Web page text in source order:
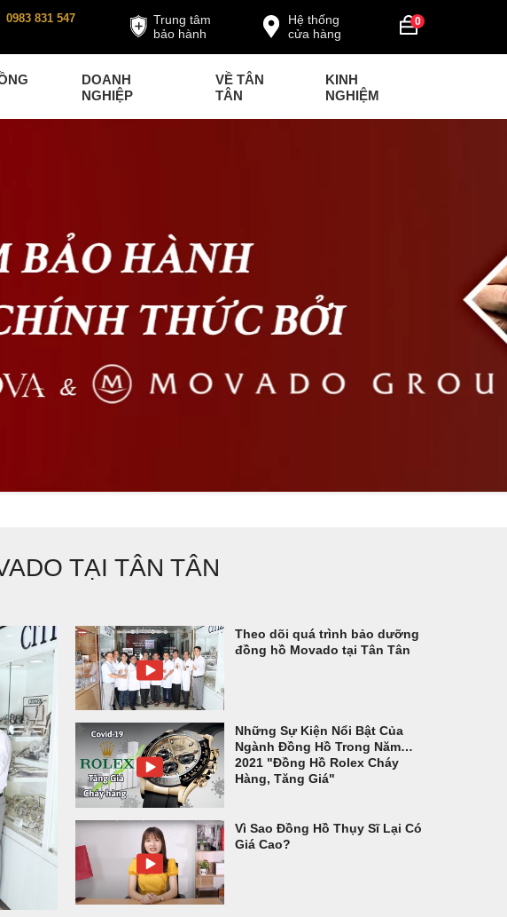
0
Hệ thống
cửa hàng
Trung tâm
bảo hành
0983 831 547
DOANH
NGHIỆP
VỀ TÂN
TÂN
KINH
NGHIỆM
TẠI TÂN TÂN
Theo dõi quá trình bảo dưỡng
đồng hồ Movado tại Tân Tân
Những Sự Kiện Nổi Bật Của
Ngành Đồng Hồ Trong Năm
2021 "Đồng Hồ Rolex Cháy
Hàng, Tăng Giá"
Vì Sao Đồng Hồ Thụy Sĩ Lại Có
Giá Cao?